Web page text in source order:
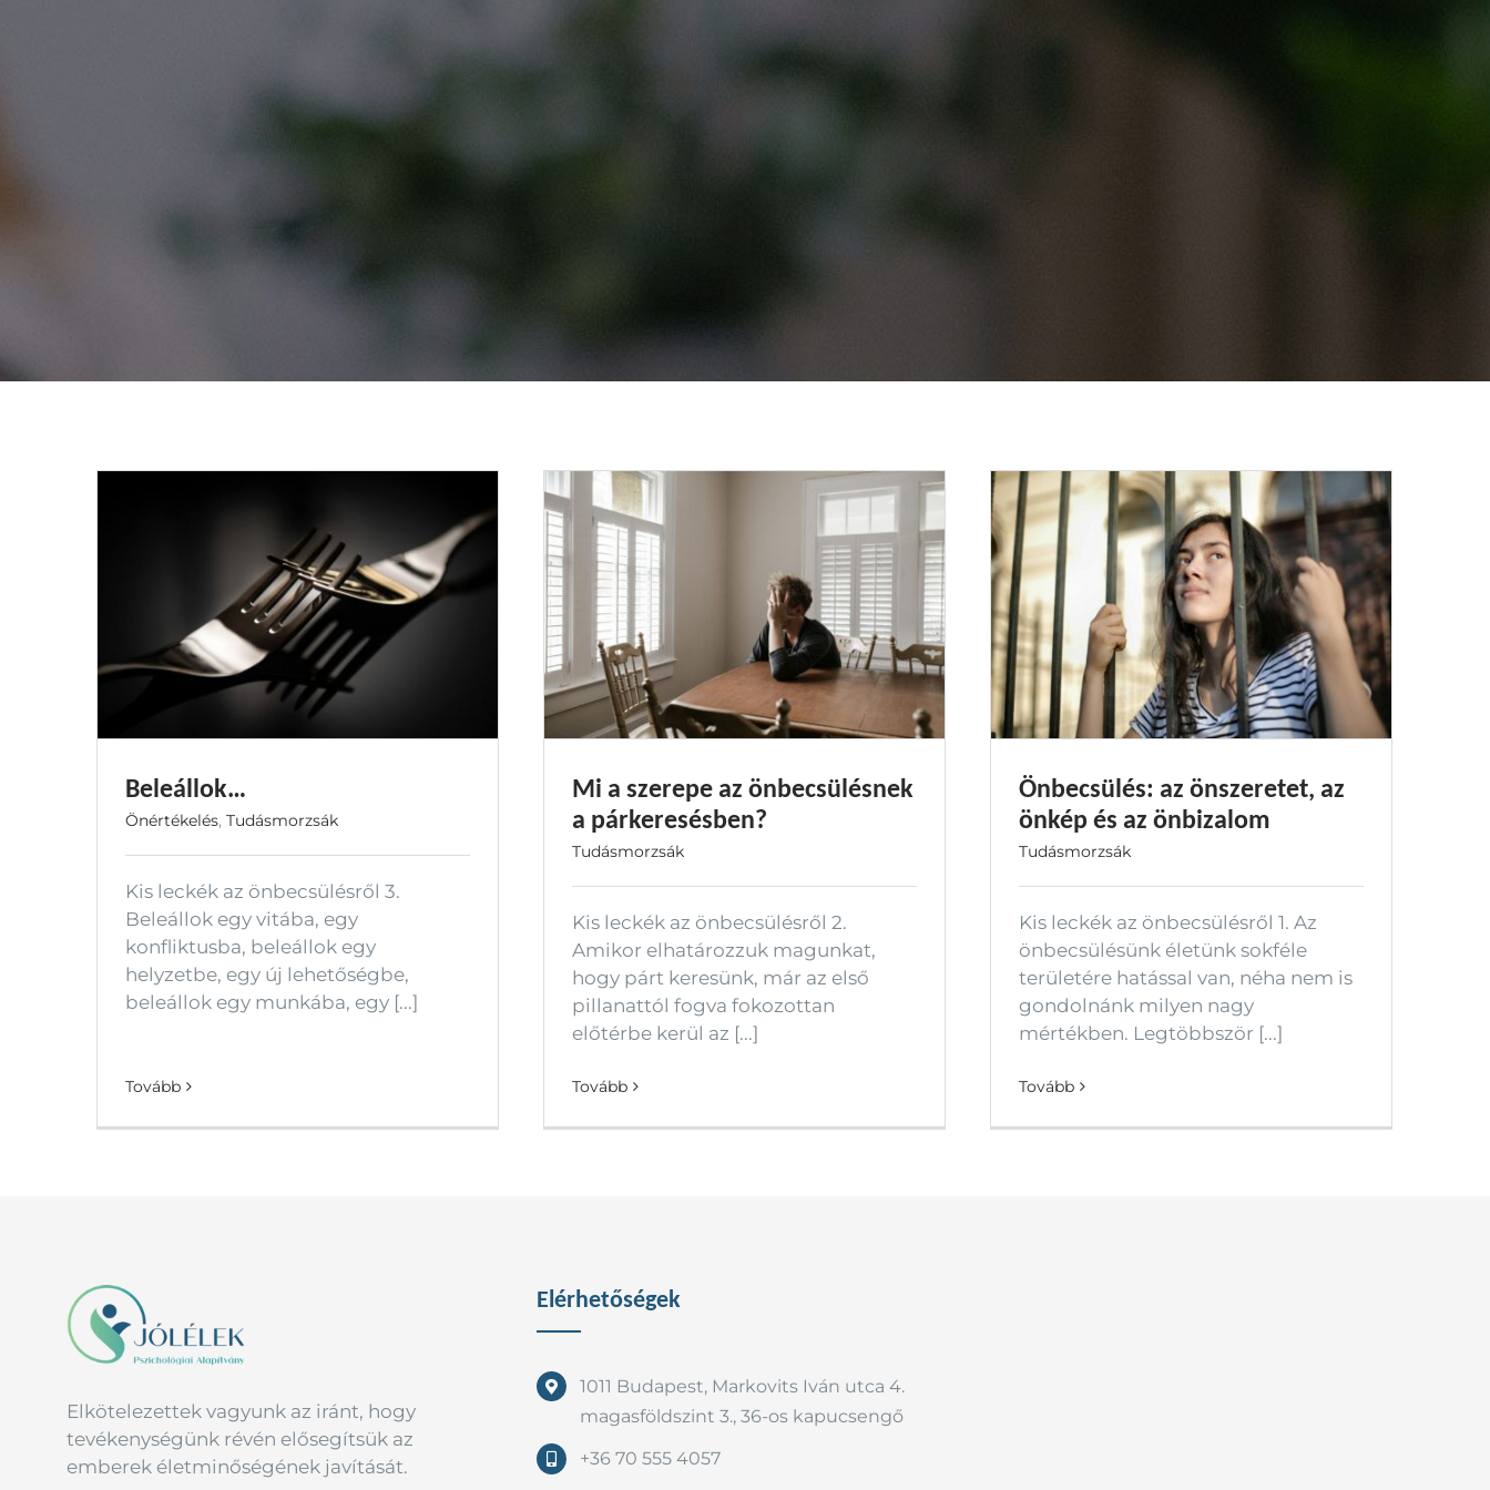
Beleállok…
Önértékelés, Tudásmorzsák
Kis leckék az önbecsülésről 3.
Beleállok egy vitába, egy
konfliktusba, beleállok egy
helyzetbe, egy új lehetőségbe,
beleállok egy munkába, egy [...]
Tovább
Mi a szerepe az önbecsülésnek
a párkeresésben?
Tudásmorzsák
Kis leckék az önbecsülésről 2.
Amikor elhatározzuk magunkat,
hogy párt keresünk, már az első
pillanattól fogva fokozottan
előtérbe kerül az [...]
Tovább
Önbecsülés: az önszeretet, az
önkép és az önbizalom
Tudásmorzsák
Kis leckék az önbecsülésről 1. Az
önbecsülésünk életünk sokféle
területére hatással van, néha nem is
gondolnánk milyen nagy
mértékben. Legtöbbször [...]
Tovább
Elkötelezettek vagyunk az iránt, hogy
tevékenységünk révén elősegítsük az
emberek életminőségének javítását.
Elérhetőségek
1011 Budapest, Markovits Iván utca 4.
magasföldszint 3., 36-os kapucsengő
+36 70 555 4057